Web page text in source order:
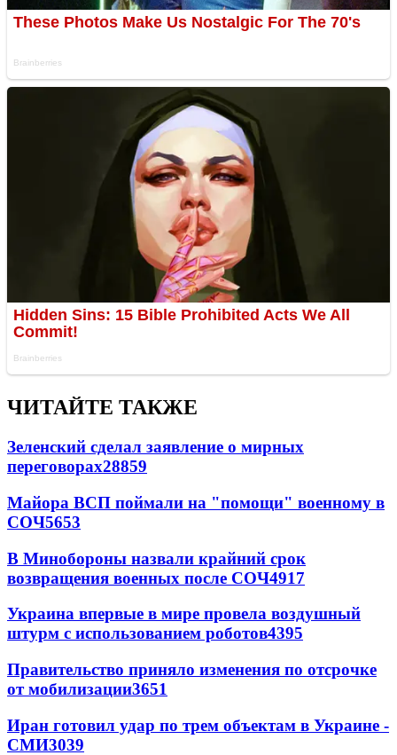
ЧИТАЙТЕ ТАКЖЕ
Зеленский сделал заявление о мирных
переговорах28859
Майора ВСП поймали на "помощи" военному в
СОЧ5653
В Минобороны назвали крайний срок
возвращения военных после СОЧ4917
Украина впервые в мире провела воздушный
штурм с использованием роботов4395
Правительство приняло изменения по отсрочке
от мобилизации3651
Иран готовил удар по трем объектам в Украине -
СМИ3039